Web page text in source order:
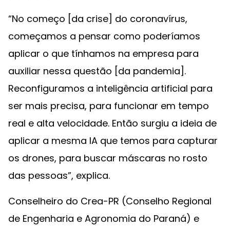
“No começo [da crise] do coronavírus,
começamos a pensar como poderíamos
aplicar o que tínhamos na empresa para
auxiliar nessa questão [da pandemia].
Reconfiguramos a inteligência artificial para
ser mais precisa, para funcionar em tempo
real e alta velocidade. Então surgiu a ideia de
aplicar a mesma IA que temos para capturar
os drones, para buscar máscaras no rosto
das pessoas”, explica.
Conselheiro do Crea-PR (Conselho Regional
de Engenharia e Agronomia do Paraná) e